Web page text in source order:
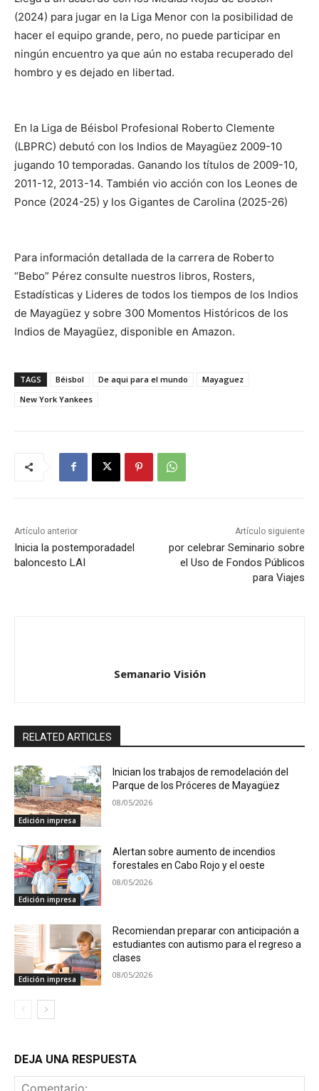
(2024) para jugar en la Liga Menor con la posibilidad de
hacer el equipo grande, pero, no puede participar en
ningún encuentro ya que aún no estaba recuperado del
hombro y es dejado en libertad.
En la Liga de Béisbol Profesional Roberto Clemente
(LBPRC) debutó con los Indios de Mayagüez 2009-10
jugando 10 temporadas. Ganando los títulos de 2009-10,
2011-12, 2013-14. También vio acción con los Leones de
Ponce (2024-25) y los Gigantes de Carolina (2025-26)
Para información detallada de la carrera de Roberto
“Bebo” Pérez consulte nuestros libros, Rosters,
Estadísticas y Lideres de todos los tiempos de los Indios
de Mayagüez y sobre 300 Momentos Históricos de los
Indios de Mayagüez, disponible en Amazon.
TAGS Béisbol De aqui para el mundo
Mayaguez
New York Yankees
Artículo anterior
Inicia la postemporadadel
baloncesto LAI
Artículo siguiente
por celebrar Seminario sobre
el Uso de Fondos Públicos
para Viajes
Semanario Visión
RELATED ARTICLES
Edición impresa
Inician los trabajos de remodelación del
Parque de los Próceres de Mayagüez
08/05/2026
Edición impresa
Alertan sobre aumento de incendios
forestales en Cabo Rojo y el oeste
08/05/2026
Edición impresa
Recomiendan preparar con anticipación a
estudiantes con autismo para el regreso a
clases
08/05/2026
DEJA UNA RESPUESTA